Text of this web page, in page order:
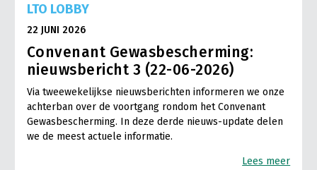
LTO LOBBY
22 JUNI 2026
Convenant Gewasbescherming:
nieuwsbericht 3 (22-06-2026)
Via tweewekelijkse nieuwsberichten informeren we onze
achterban over de voortgang rondom het Convenant
Gewasbescherming. In deze derde nieuws-update delen
we de meest actuele informatie.
Lees meer